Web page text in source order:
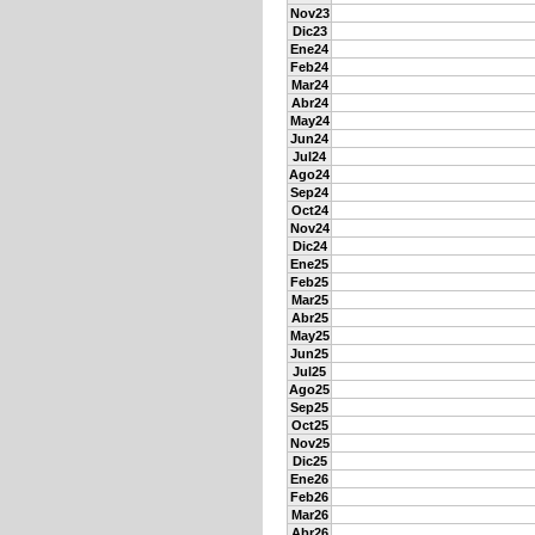
Nov23
Dic23
Ene24
Feb24
Mar24
Abr24
May24
Jun24
Jul24
Ago24
Sep24
Oct24
Nov24
Dic24
Ene25
Feb25
Mar25
Abr25
May25
Jun25
Jul25
Ago25
Sep25
Oct25
Nov25
Dic25
Ene26
Feb26
Mar26